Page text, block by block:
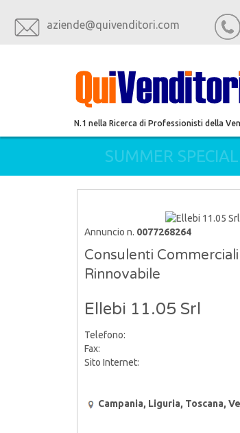
aziende@quivenditori.com
N.1 nella Ricerca di Professionisti della
SUMMER
Annuncio n. 0077268264
Consulenti
Rinnovabile
Ellebi 11.05 Srl
Telefono:
Fax:
Sito Internet:
Campania, Liguria, Toscana,